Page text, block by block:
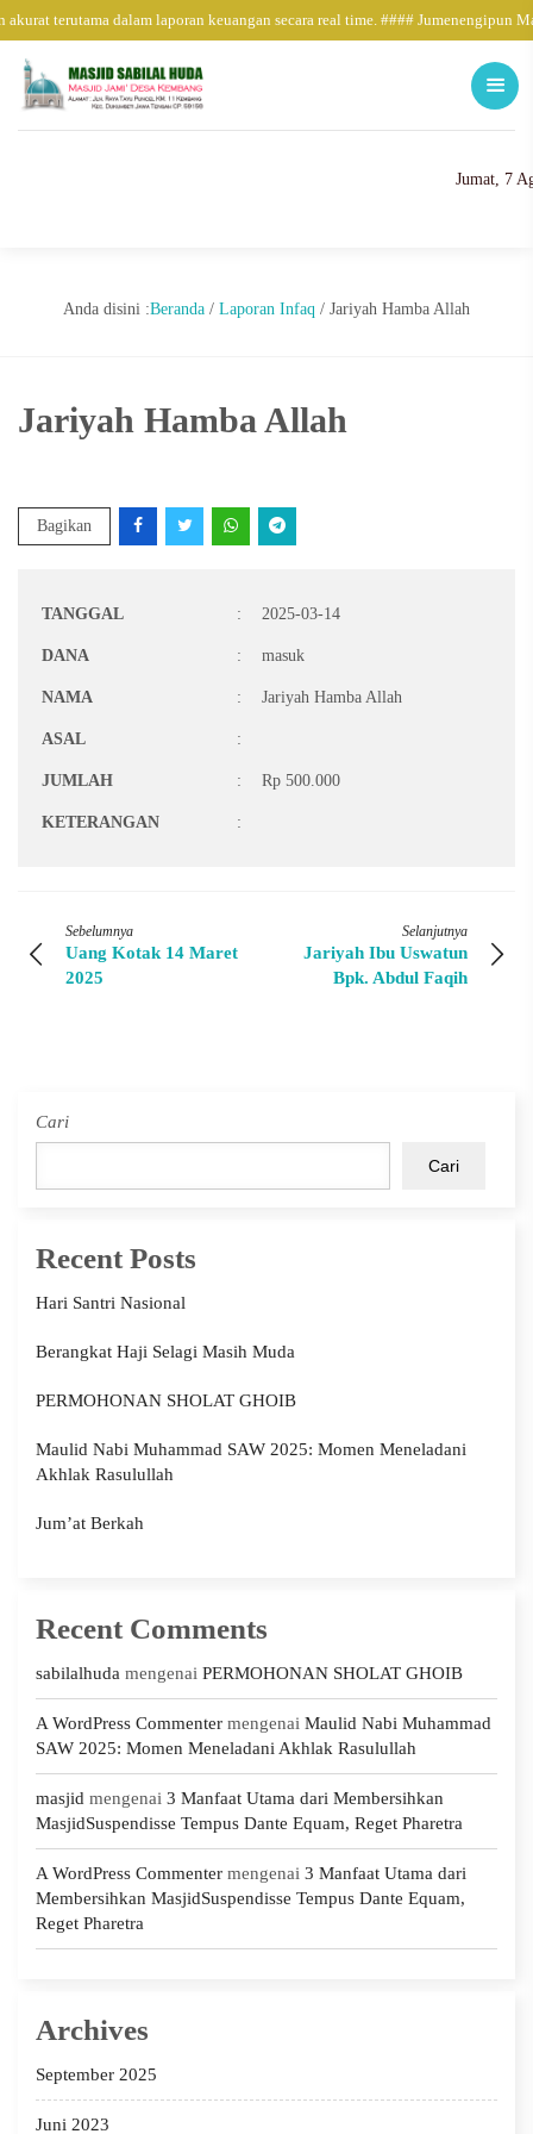
terutama dalam laporan keuangan secara real time. ####
Jumat, 7
Anda disini :Beranda / Laporan Infaq / Jariyah Hamba Allah
Jariyah Hamba Allah
Bagikan
TANGGAL : 2025-03-14
DANA : masuk
NAMA : Jariyah Hamba Allah
ASAL :
JUMLAH : Rp 500.000
KETERANGAN :
Sebelumnya
Uang Kotak 14 Maret
2025
Selanjutnya
Jariyah Ibu Uswatun
Bpk. Abdul Faqih
Cari
Cari
Recent Posts
Hari Santri Nasional
Berangkat Haji Selagi Masih Muda
PERMOHONAN SHOLAT GHOIB
Maulid Nabi Muhammad SAW 2025: Momen Meneladani
Akhlak Rasulullah
Jum’at Berkah
Recent Comments
sabilalhuda mengenai PERMOHONAN SHOLAT GHOIB
A WordPress Commenter mengenai Maulid Nabi Muhammad
SAW 2025: Momen Meneladani Akhlak Rasulullah
masjid mengenai 3 Manfaat Utama dari Membersihkan
MasjidSuspendisse Tempus Dante Equam, Reget Pharetra
A WordPress Commenter mengenai 3 Manfaat Utama dari
Membersihkan MasjidSuspendisse Tempus Dante Equam,
Reget Pharetra
Archives
September 2025
Juni 2023